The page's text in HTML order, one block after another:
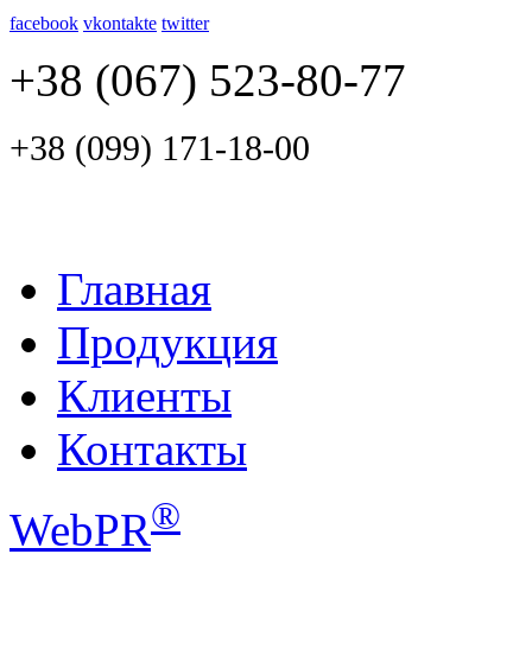
facebook vkontakte twitter
+38 (067) 523-80-77
+38 (099) 171-18-00
Главная
Продукция
Клиенты
Контакты
WebPR®